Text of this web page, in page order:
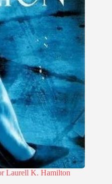
Laurell K. Hamilton